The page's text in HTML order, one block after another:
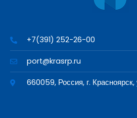
+7(391) 252-26-00
port@krasrp.ru
660059, Россия, г.